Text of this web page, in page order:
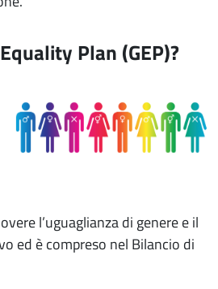
Plan (GEP)?
l’uguaglianza di genere e il
ed è compreso nel Bilancio di